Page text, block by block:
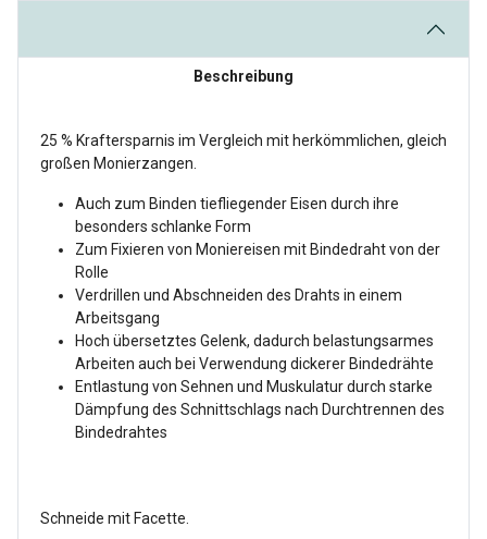
Beschreibung
25 % Kraftersparnis im Vergleich mit herkömmlichen, gleich
großen Monierzangen.
Auch zum Binden tiefliegender Eisen durch ihre
besonders schlanke Form
Zum Fixieren von Moniereisen mit Bindedraht von der
Rolle
Verdrillen und Abschneiden des Drahts in einem
Arbeitsgang
Hoch übersetztes Gelenk, dadurch belastungsarmes
Arbeiten auch bei Verwendung dickerer Bindedrähte
Entlastung von Sehnen und Muskulatur durch starke
Dämpfung des Schnittschlags nach Durchtrennen des
Bindedrahtes
Schneide mit Facette.